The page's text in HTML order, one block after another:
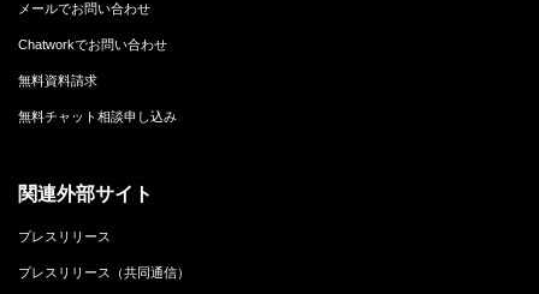
メールでお問い合わせ
Chatworkでお問い合わせ
無料資料請求
無料チャット相談申し込み
関連外部サイト
プレスリリース
プレスリリース（共同通信）